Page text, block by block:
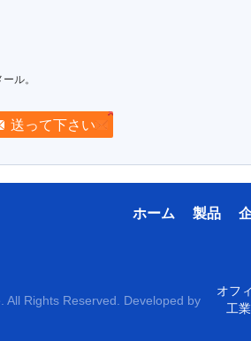
ル。
製品
ホーム
Rights Reserved. Developed by
オフ
工